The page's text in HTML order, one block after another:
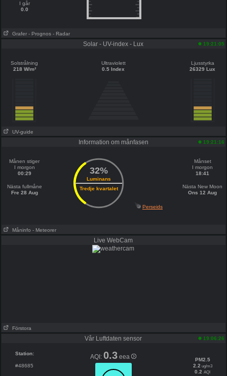
I går
0.0
Grafer - Prognos - Radar
Solar - UV-index - Lux 19:21:05
Solstrålning
218 W/m²
Ultraviolett
0.5 Index
Ljusstyrka
26329 Lux
UV-guide
Information om månfasen 19:21:16
Månen stiger
I morgon
00:29
Nästa fullmåne
Fre 28 Aug
32%
Luminans
Tredje kvartalet
Månset
I morgon
18:41
Nästa New Moon
Ons 12 Aug
Perseids
Måninfo - Meteorer
Live WebCam
Förstora
Vår Luftdaten sensor 19:06:26
Station:
#48685
AQI:0.3 eea
PM2.5
2.2 ug/m3
0.2 AQI